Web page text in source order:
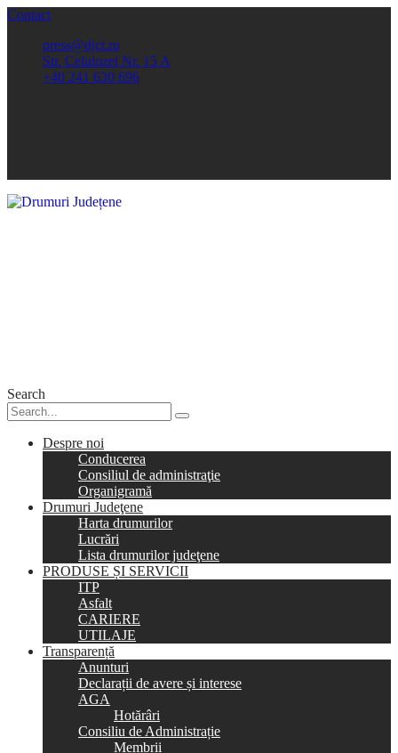
Contact
press@djct.ro
Str. Celulozei Nr. 15 A
+40 241 630 696
Search
Despre noi
Conducerea
Consiliul de administraţie
Organigramă
Drumuri Judeţene
Harta drumurilor
Lucrări
Lista drumurilor judeţene
PRODUSE ȘI SERVICII
ITP
Asfalt
CARIERE
UTILAJE
Transparență
Anunturi
Declarații de avere și interese
AGA
Hotărâri
Consiliu de Administrație
Membrii